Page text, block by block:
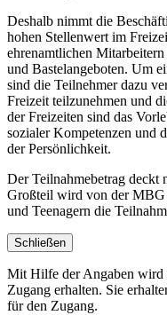
Deshalb nimmt die
hohen Stellenwert im
ehrenamtlichen
und Bastelangeboten. Um
sind die Teilnehmer dazu
Freizeit teilzunehmen und
der Freizeiten sind das
sozialer Kompetenzen und
der Persönlichkeit.
Der Teilnahmebetrag deckt
Großteil wird von der MBG
und Teenagern die
Schließen
Mit Hilfe der Angaben wird
Zugang erhalten. Sie
für den Zugang.